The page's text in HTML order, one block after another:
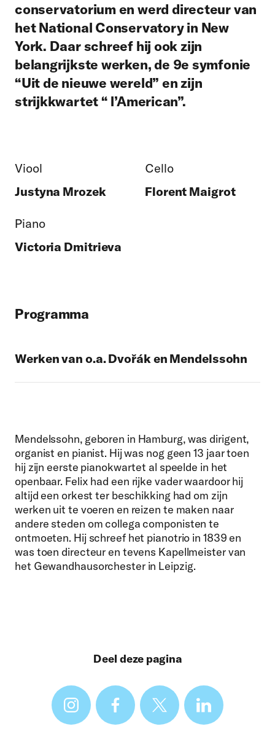
conservatorium en werd directeur van
het National Conservatory in New
York. Daar schreef hij ook zijn
belangrijkste werken, de 9e symfonie
“Uit de nieuwe wereld” en zijn
strijkkwartet “ l’American”.
Viool
Justyna Mrozek
Cello
Florent Maigrot
Piano
Victoria Dmitrieva
Programma
Werken van o.a. Dvořák en Mendelssohn
Mendelssohn, geboren in Hamburg, was dirigent,
organist en pianist. Hij was nog geen 13 jaar toen
hij zijn eerste pianokwartet al speelde in het
openbaar. Felix had een rijke vader waardoor hij
altijd een orkest ter beschikking had om zijn
werken uit te voeren en reizen te maken naar
andere steden om collega componisten te
ontmoeten. Hij schreef het pianotrio in 1839 en
was toen directeur en tevens Kapellmeister van
het Gewandhausorchester in Leipzig.
Deel deze pagina